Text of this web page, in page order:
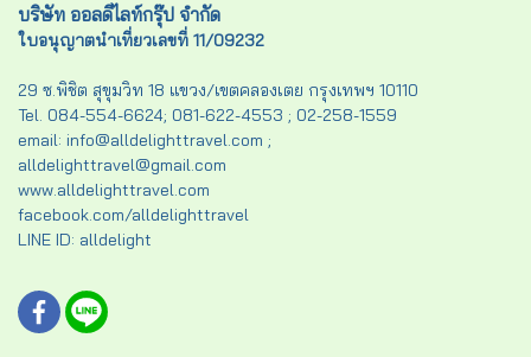
บริษัท ออลดีไลท์กรุ๊ป จำกัด
ใบอนุญาตนำเที่ยวเลขที่ 11/09232
29 ซ.พิชิต สุขุมวิท 18 แขวง/เขตคลองเตย กรุงเทพฯ 10110
Tel. 084-554-6624; 081-622-4553 ; 02-258-1559
email: info@alldelighttravel.com ;
alldelighttravel@gmail.com
www.alldelighttravel.com
facebook.com/alldelighttravel
LINE ID: alldelight